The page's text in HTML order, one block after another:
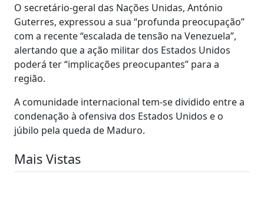
O secretário-geral das Nações Unidas, António
Guterres, expressou a sua “profunda preocupação”
com a recente “escalada de tensão na Venezuela”,
alertando que a ação militar dos Estados Unidos
poderá ter “implicações preocupantes” para a
região.
A comunidade internacional tem-se dividido entre a
condenação à ofensiva dos Estados Unidos e o
júbilo pela queda de Maduro.
Mais Vistas